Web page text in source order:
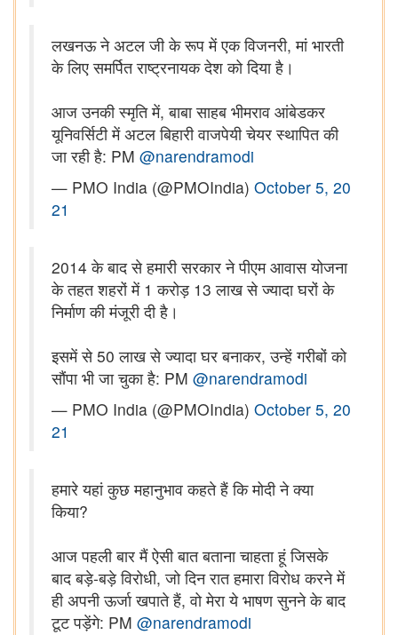
लखनऊ ने अटल जी के रूप में एक विजनरी, मां भारती
के लिए समर्पित राष्ट्रनायक देश को दिया है।
आज उनकी स्मृति में, बाबा साहब भीमराव आंबेडकर
यूनिवर्सिटी में अटल बिहारी वाजपेयी चेयर स्थापित की
जा रही है: PM @narendramodi
— PMO India (@PMOIndia) October 5, 20
21
2014 के बाद से हमारी सरकार ने पीएम आवास योजना
के तहत शहरों में 1 करोड़ 13 लाख से ज्यादा घरों के
निर्माण की मंजूरी दी है।
इसमें से 50 लाख से ज्यादा घर बनाकर, उन्हें गरीबों को
सौंपा भी जा चुका है: PM @narendramodi
— PMO India (@PMOIndia) October 5, 20
21
हमारे यहां कुछ महानुभाव कहते हैं कि मोदी ने क्या
किया?
आज पहली बार मैं ऐसी बात बताना चाहता हूं जिसके
बाद बड़े-बड़े विरोधी, जो दिन रात हमारा विरोध करने में
ही अपनी ऊर्जा खपाते हैं, वो मेरा ये भाषण सुनने के बाद
टूट पड़ेंगे: PM @narendramodi